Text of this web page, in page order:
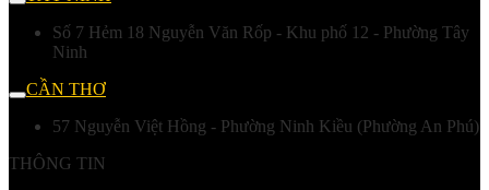
Số 7 Hẻm 18 Nguyễn Văn Rốp - Khu phố 12 - Phường Tây
Ninh
CẦN THƠ
57 Nguyễn Việt Hồng - Phường Ninh Kiều (Phường An Phú)
THÔNG TIN